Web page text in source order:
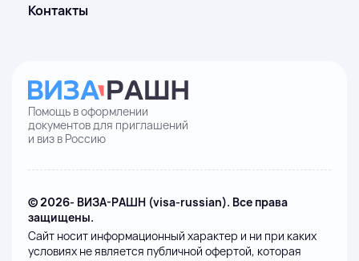
Контакты
Помощь в оформлении
документов для приглашений
и виз в Россию
© 2026- ВИЗА-РАШН (visa-russian). Все права
защищены.
Сайт носит информационный характер и ни при каких
условиях не является публичной офертой, которая